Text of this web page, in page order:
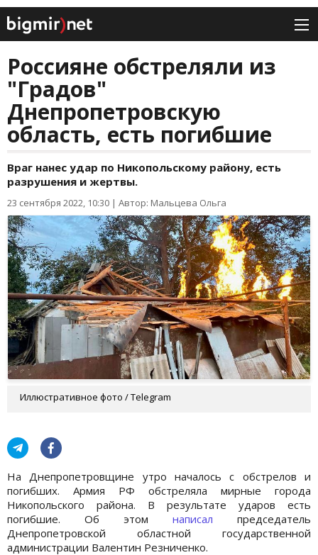
Россияне обстреляли из
"Градов"
Днепропетровскую
область, есть погибшие
Враг нанес удар по Никопольскому району, есть
разрушения и жертвы.
23 сентября 2022, 10:30 | Автор: Мальцева Ольга
Иллюстративное фото / Telegram
На Днепропетровщине утро началось с обстрелов и
погибших. Армия РФ обстреляла мирные города
Никопольского района. В результате ударов есть
погибшие. Об этом написал председатель
Днепропетровской областной государственной
администрации Валентин Резниченко.